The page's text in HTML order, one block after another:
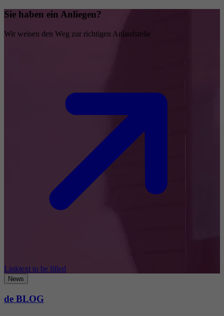
Sie haben ein Anliegen?
Wir weisen den Weg zur richtigen Anlaufstelle
Linktext to be filled
News
de BLOG